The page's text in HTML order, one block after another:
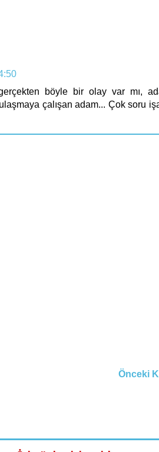
böyle bir olay var mı,
çalışan adam... Çok soru
Önceki